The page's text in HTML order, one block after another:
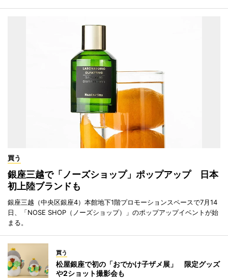
買う
銀座三越で「ノーズショップ」ポップアップ 日本
初上陸ブランドも
銀座三越（中央区銀座4）本館地下1階プロモーションスペースで7月14
日、「NOSE SHOP（ノーズショップ）」のポップアップイベントが始
まる。
買う
松屋銀座で初の「おでかけ子ザメ展」 限定グッズ
や2ショット撮影会も